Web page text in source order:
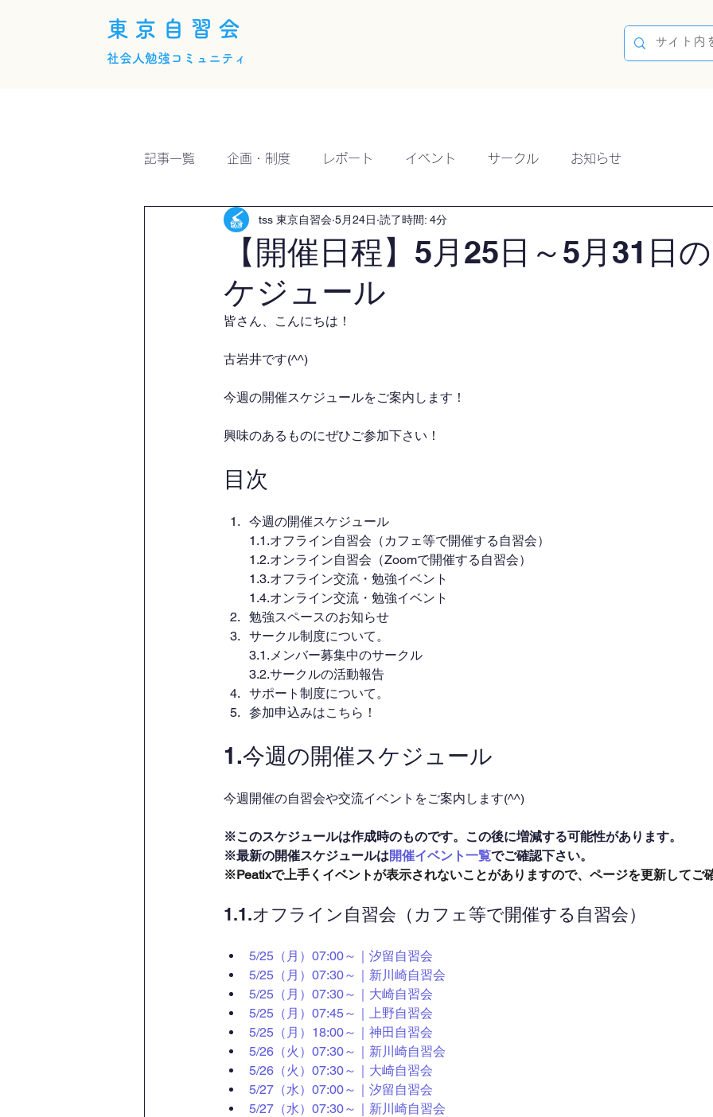
東京自習会
社会人勉強コミュニティ
記事一覧 企画・制度 レポート イベント サークル お知らせ
【開催日程】5月25日～5月31日
ケジュール
tss 東京自習会 5月24日 読了時間: 4分
皆さん、こんにちは！
古岩井です(^^)
今週の開催スケジュールをご案内します！
興味のあるものにぜひご参加下さい！
目次
今週の開催スケジュール
1.1.オフライン自習会（カフェ等で開催する自習会）
1.2.オンライン自習会（Zoomで開催する自習会）
1.3.オフライン交流・勉強イベント
1.4.オンライン交流・勉強イベント
勉強スペースのお知らせ
サークル制度について。
3.1.メンバー募集中のサークル
3.2.サークルの活動報告
サポート制度について。
参加申込みはこちら！
1.今週の開催スケジュール
今週開催の自習会や交流イベントをご案内します(^^)
※このスケジュールは作成時のものです。この後に増減する可能性があります。
※最新の開催スケジュールは開催イベント一覧でご確認下さい。
※Peatixで上手くイベントが表示されないことがありますので、ページを更新してご
1.1.オフライン自習会（カフェ等で開催する自習会）
5/25（月）07:00～｜汐留自習会
5/25（月）07:30～｜新川崎自習会
5/25（月）07:30～｜大崎自習会
5/25（月）07:45～｜上野自習会
5/25（月）18:00～｜神田自習会
5/26（火）07:30～｜新川崎自習会
5/26（火）07:30～｜大崎自習会
5/27（水）07:00～｜汐留自習会
5/27（水）07:30～｜新川崎自習会